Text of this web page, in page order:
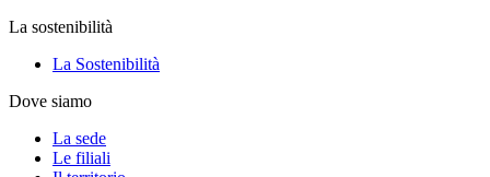
La sostenibilità
La Sostenibilità
Dove siamo
La sede
Le filiali